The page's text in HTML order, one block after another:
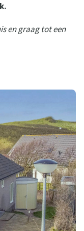
en graag tot een